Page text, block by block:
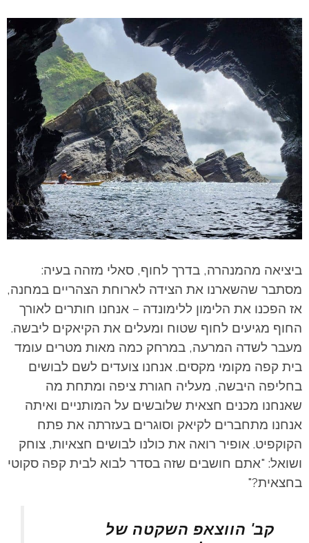
ביציאה מהמנהרה, בדרך לחוף, סאלי מזהה בעיה:
מסתבר שהשארנו את הצידה לארוחת הצהריים במחנה,
אז הפכנו את הלימון ללימונדה – אנחנו חותרים לאורך
החוף מגיעים לחוף שטוח ומעלים את הקיאקים ליבשה.
מעבר לשדה המרעה, במרחק כמה מאות מטרים עומד
בית קפה מקומי מקסים. אנחנו צועדים לשם לבושים
בחליפה היבשה, מעליה חגורת ציפה ומתחת מה
שאנחנו מכנים חצאית שלובשים על המותניים ואיתה
אנחנו מתחברים לקיאק וסוגרים בעזרתה את פתח
הקוקפיט. אופיר רואה את כולנו לבושים חצאיות, צוחק
ושואל: "אתם חושבים שזה בסדר לבוא לבית קפה סקוטי
בחצאית?"
קב' הווצאפ השקטה של